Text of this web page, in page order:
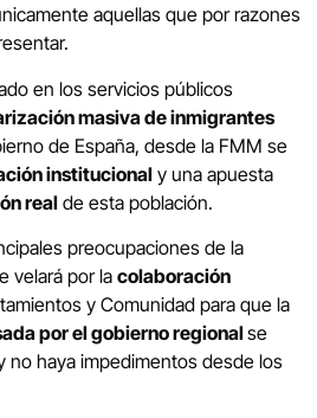
aquellas que por razones
en los servicios públicos
masiva de inmigrantes
de España, desde la FMM se
institucional y una apuesta
realde esta población.
preocupaciones de la
velará por la colaboración
y Comunidad para que la
por el gobierno regionalse
no haya impedimentos desde los